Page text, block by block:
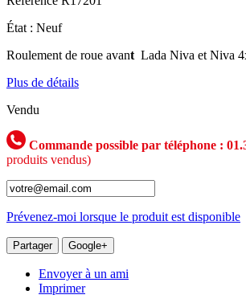
État : Neuf
Roulement de roue avant Lada Niva et Niva
Plus de détails
Vendu
Commande possible par téléphone :
produits vendus)
Prévenez-moi lorsque le produit est disponible
Partager Google+
Envoyer à un ami
Imprimer